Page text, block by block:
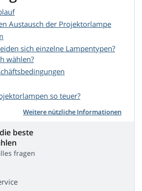
Austausch der Projektorlampe
sich einzelne Lampentypen?
wählen?
so teuer?
Weitere nützliche Informationen
beste
fragen